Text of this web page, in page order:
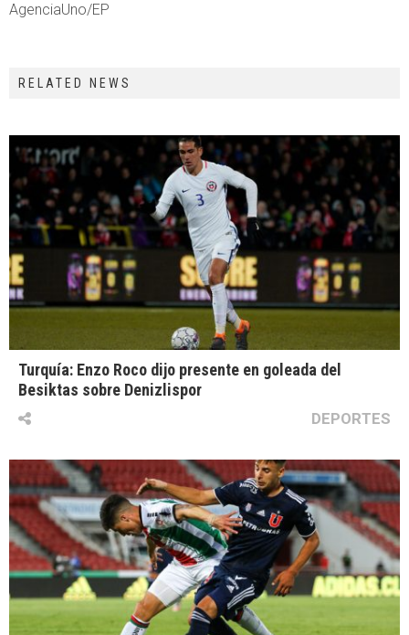
AgenciaUno/EP
RELATED NEWS
Turquía: Enzo Roco dijo presente en goleada del
Besiktas sobre Denizlispor
DEPORTES